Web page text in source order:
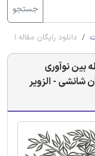
جستجو
دانلود رایگان مقاله
بین نوآوری
شانشی - الزویر